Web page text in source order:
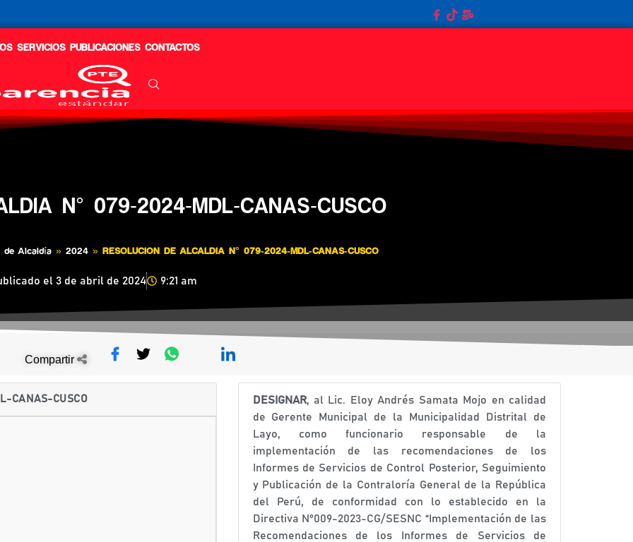
SERVICIOS PUBLICACIONES CONTACTOS
N° 079-2024-MDL-CANAS-CUSCO
de Alcaldía» 2024» RESOLUCION DE ALCALDIA N° 079-2024-MDL-CANAS-CUSCO
el 3 de abril de 2024 9:21 am
Compartir
CANAS-CUSCO DESIGNAR, al Lic. Eloy Andrés Samata Mojo en calidad
de Gerente Municipal de la Municipalidad Distrital de
Layo, como funcionario responsable de la
implementación de las recomendaciones de los
Informes de Servicios de Control Posterior, Seguimiento
y Publicación de la Contraloría General de la República
del Perú, de conformidad con lo establecido en la
Directiva N°009-2023-CG/SESNC “Implementación de las
Recomendaciones de los Informes de Servicios de